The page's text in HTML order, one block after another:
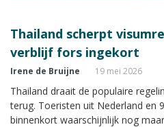
Thailand scherpt
verblijf fors ingekort
Irene de Bruijne 19 mei 2026
Thailand draait de populaire
terug. Toeristen uit Nederland en
binnenkort waarschijnlijk nog